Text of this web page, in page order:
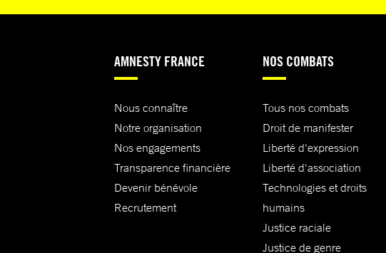
AMNESTY FRANCE
Nous connaître
Notre organisation
Nos engagements
Transparence financière
Devenir bénévole
Recrutement
NOS COMBATS
Tous nos combats
Droit de manifester
Liberté d'expression
Liberté d'association
Technologies et droits
humains
Justice raciale
Justice de genre